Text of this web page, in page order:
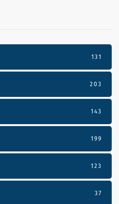
131
203
143
199
123
37